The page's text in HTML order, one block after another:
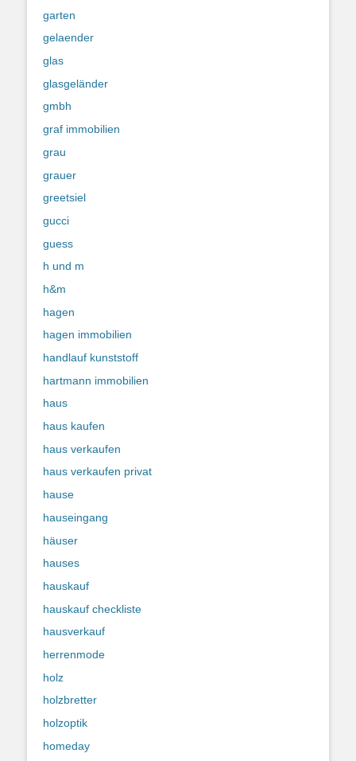
garten
gelaender
glas
glasgeländer
gmbh
graf immobilien
grau
grauer
greetsiel
gucci
guess
h und m
h&m
hagen
hagen immobilien
handlauf kunststoff
hartmann immobilien
haus
haus kaufen
haus verkaufen
haus verkaufen privat
hause
hauseingang
häuser
hauses
hauskauf
hauskauf checkliste
hausverkauf
herrenmode
holz
holzbretter
holzoptik
homeday